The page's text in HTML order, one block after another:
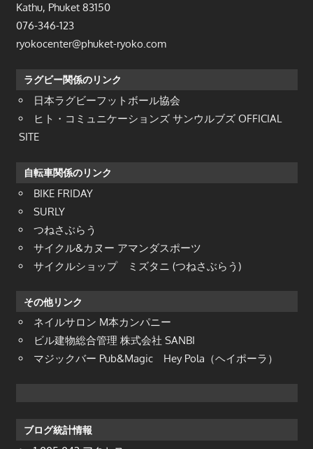
Kathu, Phuket 83150
076-346-123
ryokocenter@phuket-ryoko.com
ラグビー関係のリンク
日本ラグビーフットボール協会
ヒト・コミュニケーションズ サンウルブズ OFFICIAL
SITE
自転車関係のリンク
BIKE FRIDAY
SURLY
つねさぶらう
サイクル&カヌー アマンダスポーツ
サイクルショップ ミズタニ (つねさぶらう)
その他リンク
ネイルサロン M本カンパニー
ビル建物総合管理 株式会社 SANBI
マジックバー Pub&Magic Hey Pola（ヘイポーラ）
ブログ統計情報